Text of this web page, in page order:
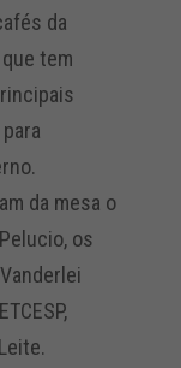
da
tem
da mesa o
os